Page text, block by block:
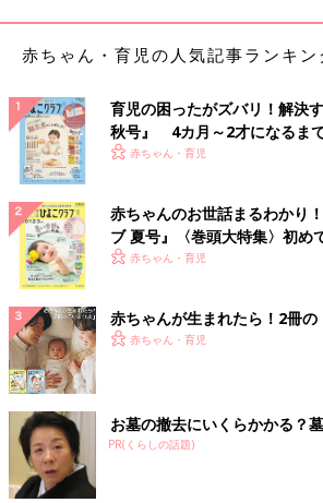
赤ちゃん・育児の人気記事ランキン
育児の困ったがズバリ！解決
秋号』 4カ月～2才になるま
いっぱい！
赤ちゃん・育児
赤ちゃんのお世話まるわかり
ブ 夏号』〈巻頭大特集〉初め
く！ おっぱい・ミルクの基本
赤ちゃん・育児
赤ちゃんが生まれたら！2冊の
赤ちゃん・育児
お墓の撤去にいくらかかる？
PR(くらしの話題)